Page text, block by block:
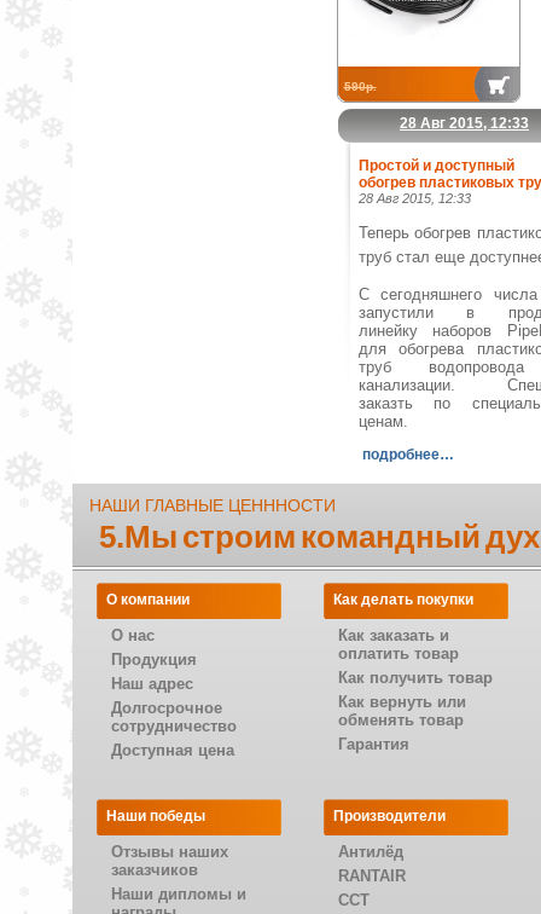
590р.
28 Авг 2015, 12:33
Простой и доступный
обогрев пластиковых
28 Авг 2015, 12:33
Теперь обогрев
труб стал еще
С сегодняшнего
запустили в
линейку наборов
для обогрева
труб
канализации.
заказть по
ценам.
подробнее…
НАШИ ГЛАВНЫЕ ЦЕНННОСТИ
5.Мы строим командный
О компании
О нас
Продукция
Наш адрес
Долгосрочное
сотрудничество
Доступная цена
Как делать покупки
Как заказать и
оплатить товар
Как получить товар
Как вернуть или
обменять товар
Гарантия
Наши победы
Отзывы наших
заказчиков
Наши дипломы и
Производители
Антилёд
RANTAIR
CCT